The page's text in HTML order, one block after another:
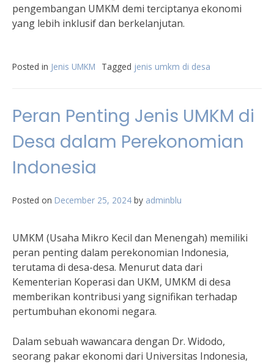
pengembangan UMKM demi terciptanya ekonomi
yang lebih inklusif dan berkelanjutan.
Posted in Jenis UMKM Tagged jenis umkm di desa
Peran Penting Jenis UMKM di
Desa dalam Perekonomian
Indonesia
Posted on December 25, 2024 by adminblu
UMKM (Usaha Mikro Kecil dan Menengah) memiliki
peran penting dalam perekonomian Indonesia,
terutama di desa-desa. Menurut data dari
Kementerian Koperasi dan UKM, UMKM di desa
memberikan kontribusi yang signifikan terhadap
pertumbuhan ekonomi negara.
Dalam sebuah wawancara dengan Dr. Widodo,
seorang pakar ekonomi dari Universitas Indonesia,